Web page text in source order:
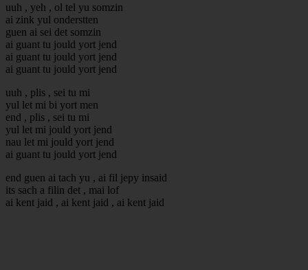
uuh , yeh , ol tel yu somzin
ai zink yul onderstten
guen ai sei det somzin
ai guant tu jould yort jend
ai guant tu jould yort jend
ai guant tu jould yort jend
uuh , plis , sei tu mi
yul let mi bi yort men
end , plis , sei tu mi
yul let mi jould yort jend
nau let mi jould yort jend
ai guant tu jould yort jend
end guen ai tach yu , ai fil jepy insaid
its sach a filin det , mai lof
ai kent jaid , ai kent jaid , ai kent jaid